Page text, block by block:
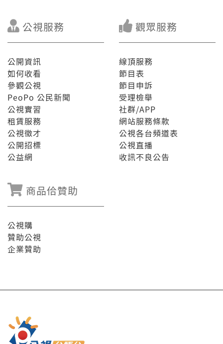
公視服務
公開資訊
如何收看
參觀公視
PeoPo 公民新聞
公視實習
租賃服務
公視徵才
公開招標
公益網
觀眾服務
線頂服務
節目表
節目申訴
受理檢舉
社群/APP
網站服務條款
公視各台頻道表
公視直播
收訊不良公告
商品佮贊助
公視購
贊助公視
企業贊助